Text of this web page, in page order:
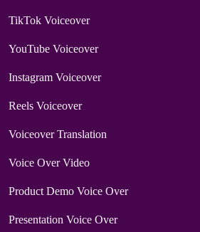
TikTok Voiceover
YouTube Voiceover
Instagram Voiceover
Reels Voiceover
Voiceover Translation
Voice Over Video
Product Demo Voice Over
Presentation Voice Over